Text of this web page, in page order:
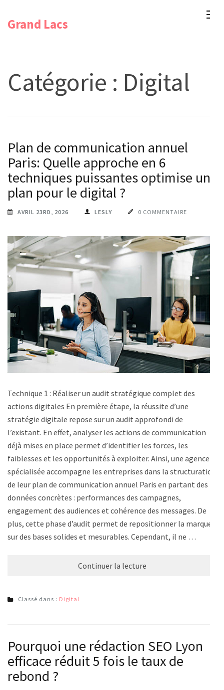
Grand Lacs
Catégorie : Digital
Plan de communication annuel
Paris: Quelle approche en 6
techniques puissantes optimise un
plan pour le digital ?
AVRIL 23RD, 2026 LESLY 0 COMMENTAIRE
Technique 1 : Réaliser un audit stratégique complet des
actions digitales En première étape, la réussite d’une
stratégie digitale repose sur un audit approfondi de
l’existant. En effet, analyser les actions de communication
déjà mises en place permet d’identifier les forces, les
faiblesses et les opportunités à exploiter. Ainsi, une agence
spécialisée accompagne les entreprises dans la structuration
de leur plan de communication annuel Paris en partant des
données concrètes : performances des campagnes,
engagement des audiences et cohérence des messages. De
plus, cette phase d’audit permet de repositionner la marque
sur des bases solides et mesurables. Cependant, il ne …
Continuer la lecture
Classé dans : Digital
Pourquoi une rédaction SEO Lyon
efficace réduit 5 fois le taux de
rebond ?